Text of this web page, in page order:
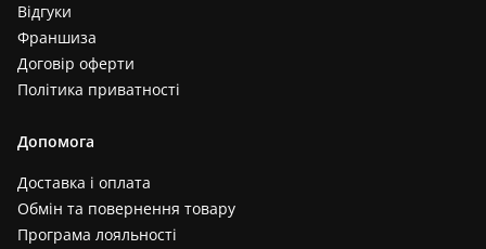
Відгуки
Франшиза
Договір оферти
Політика приватності
Допомога
Доставка і оплата
Обмін та повернення товару
Програма лояльності